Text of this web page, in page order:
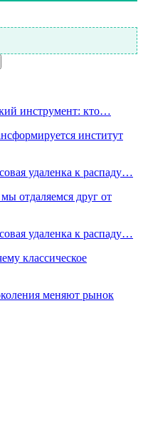
инструмент: кто…
институт
удаленка к распаду…
отдаляемся друг от
удаленка к распаду…
классическое
меняют рынок